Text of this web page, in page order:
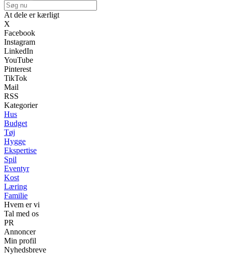
At dele er kærligt
X
Facebook
Instagram
LinkedIn
YouTube
Pinterest
TikTok
Mail
RSS
Kategorier
Hus
Budget
Tøj
Hygge
Ekspertise
Spil
Eventyr
Kost
Læring
Familie
Hvem er vi
Tal med os
PR
Annoncer
Min profil
Nyhedsbreve